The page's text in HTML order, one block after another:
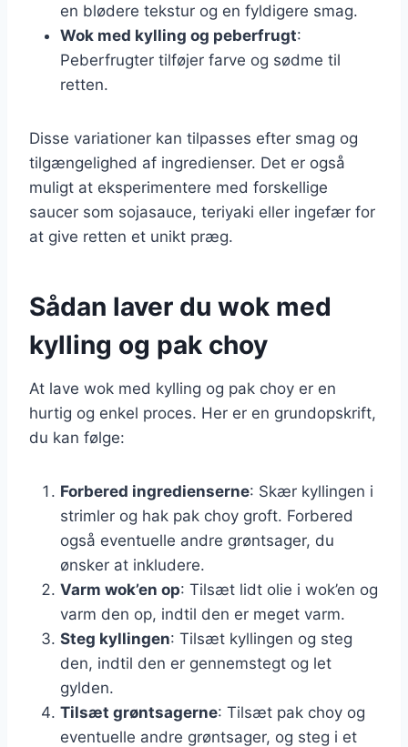
en blødere tekstur og en fyldigere smag.
Wok med kylling og peberfrugt:
Peberfrugter tilføjer farve og sødme til
retten.
Disse variationer kan tilpasses efter smag og
tilgængelighed af ingredienser. Det er også
muligt at eksperimentere med forskellige
saucer som sojasauce, teriyaki eller ingefær for
at give retten et unikt præg.
Sådan laver du wok med
kylling og pak choy
At lave wok med kylling og pak choy er en
hurtig og enkel proces. Her er en grundopskrift,
du kan følge:
Forbered ingredienserne: Skær kyllingen i
strimler og hak pak choy groft. Forbered
også eventuelle andre grøntsager, du
ønsker at inkludere.
Varm wok’en op: Tilsæt lidt olie i wok’en og
varm den op, indtil den er meget varm.
Steg kyllingen: Tilsæt kyllingen og steg
den, indtil den er gennemstegt og let
gylden.
Tilsæt grøntsagerne: Tilsæt pak choy og
eventuelle andre grøntsager, og steg i et